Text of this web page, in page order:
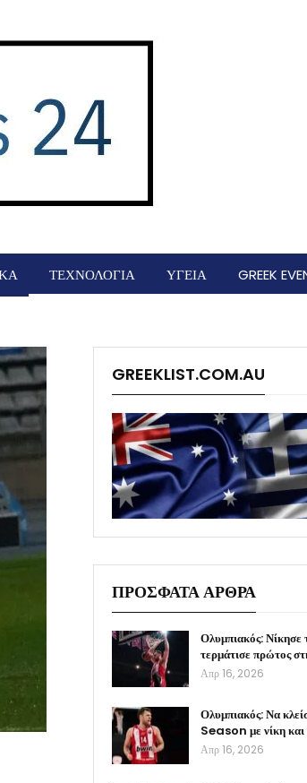
ΤΕΧΝΟΛΟΓΙΑ ΥΓΕΙΑ GREEK
GREEKLIST.COM.AU
ΠΡΟΣΦΑΤΑ ΑΡΘΡΑ
Ολυμπιακός: Νίκησε
τερμάτισε πρώτος
Απρ 16, 2026
Ολυμπιακός: Να
Season με νίκη
Απρ 16, 2026